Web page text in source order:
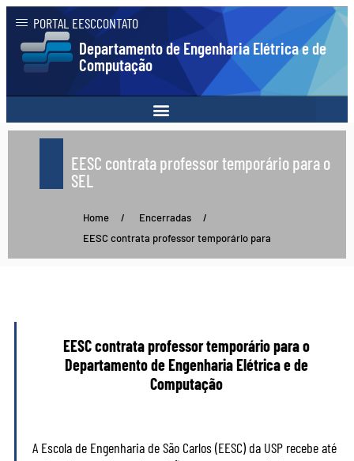
Departamento de Engenharia Elétrica e de
Computação
PORTAL EESCCONTATO
EESC contrata professor temporário para o
SEL
Home / Encerradas
/
EESC contrata professor temporário para
EESC contrata professor temporário para o
Departamento de Engenharia Elétrica e de
Computação
A Escola de Engenharia de São Carlos (EESC) da USP recebe até